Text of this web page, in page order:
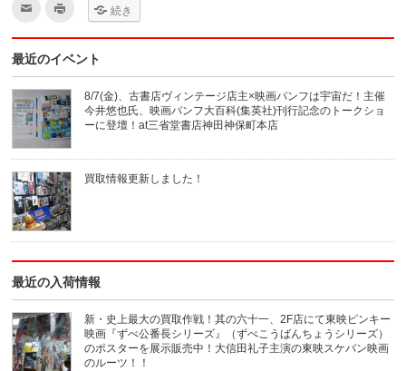
ク
し
て
達
へ
メ
ー
ル
で
送
信
(新
し
い
ウ
ィ
ン
ド
ウ
開
き
ま
す)
ク
て
刷
(新
し
い
ウ
ィ
ン
ド
ウ
で
開
き
ま
す)
続き
最近のイベント
8/7(金)、古書店ヴィンテージ店主×映画パンフは宇宙だ！主催
今井悠也氏、映画パンフ大百科(集英社)刊行記念のトークショ
ーに登壇！at三省堂書店神田神保町本店
買取情報更新しました！
最近の入荷情報
新・史上最大の買取作戦！其の六十一、2F店にて東映ピンキー
映画『ずべ公番長シリーズ』（ずべこうばんちょうシリーズ）
のポスターを展示販売中！大信田礼子主演の東映スケバン映画
のルーツ！！